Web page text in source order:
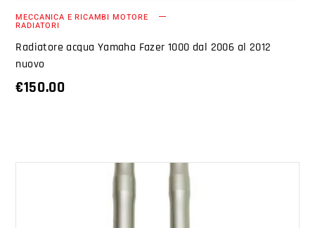
MECCANICA E RICAMBI MOTORE
RADIATORI
Radiatore acqua Yamaha Fazer 1000 dal 2006 al 2012
nuovo
€150.00